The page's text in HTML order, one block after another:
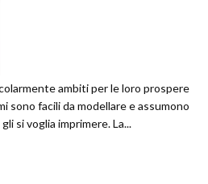
ambiti per le loro prospere
sono facili da modellare e assumono
si voglia imprimere. La...